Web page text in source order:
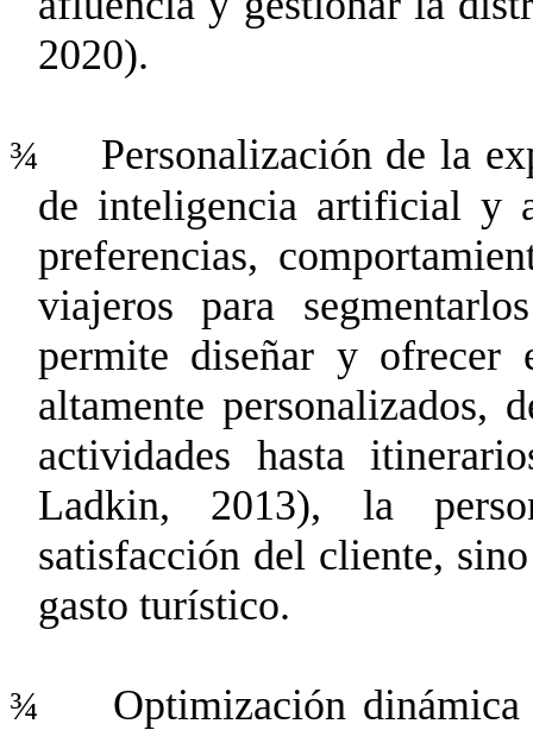
2020).
¾
Personalización de la
de inteligencia artificial y
preferencias,
viajeros para
permite diseñar y ofrecer
altamente personalizados,
actividades hasta
Ladkin, 2013), la
satisfacción del cliente,
gasto turístico.
¾
Optimización